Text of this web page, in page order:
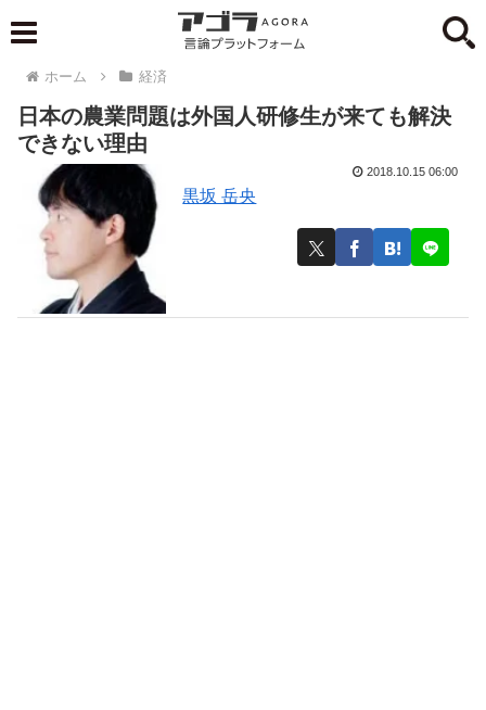
ホーム 経済
日本の農業問題は外国人研修生が来ても解決
できない理由
黒坂 岳央
2018.10.15 06:00